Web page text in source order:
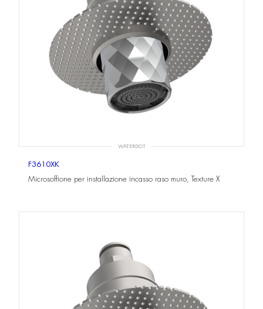
WATERDOT
F3610XK
Microsoffione per installazione incasso raso muro, Texture X